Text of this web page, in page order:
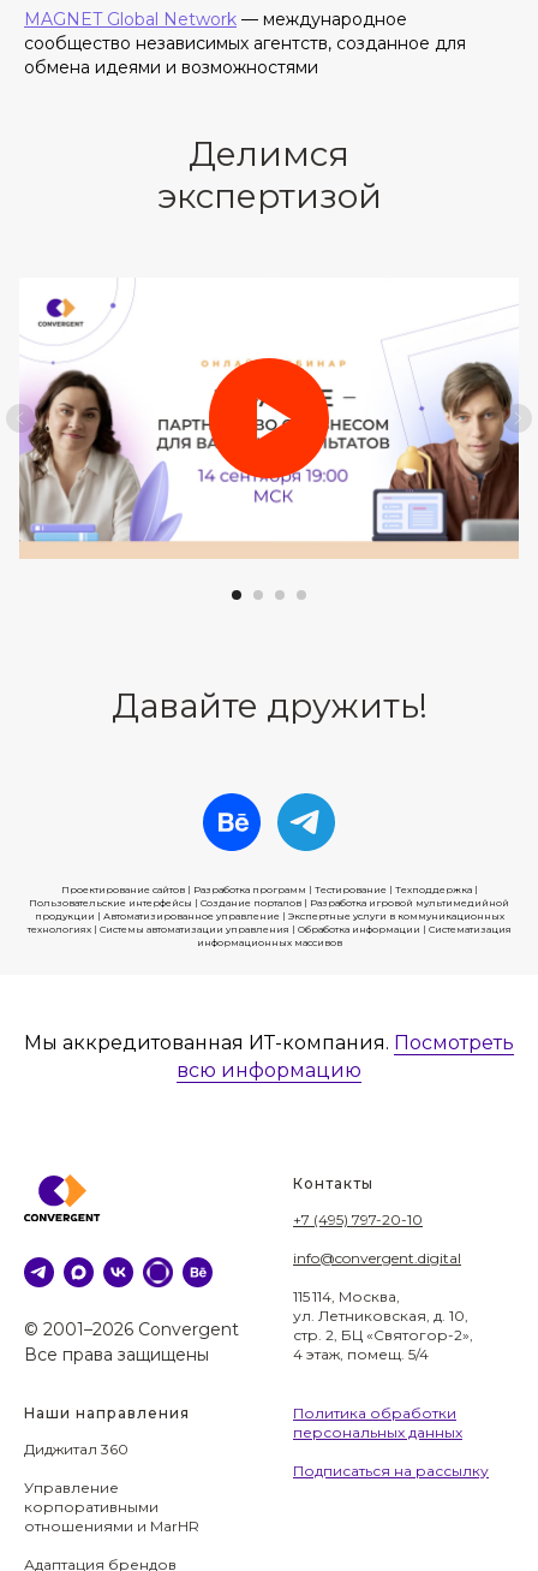
MAGNET Global Network — международное
сообщество независимых агентств, созданное для
обмена идеями и возможностями
Делимся
экспертизой
Давайте дружить!
Проектирование сайтов | Разработка программ | Тестирование | Техподдержка |
Пользовательские интерфейсы | Cоздание порталов | Разработка игровой мультимедийной
продукции | Автоматизированное управление | Экспертные услуги в коммуникационных
технологиях | Системы автоматизации управления | Обработка информации | Cистематизация
информационных массивов
Мы аккредитованная ИТ-компания. Посмотреть
всю информацию
© 2001–2026 Convergent
Все права защищены
Контакты
+7 (495) 797-20-10
info@convergent.digital
115 114, Москва,
ул. Летниковская, д. 10,
стр. 2, БЦ «Святогор-2»,
4 этаж, помещ. 5/4
Наши направления
Диджитал 360
Управление
корпоративными
отношениями и MarHR
Адаптация брендов
Политика обработки
персональных данных
Подписаться на рассылку